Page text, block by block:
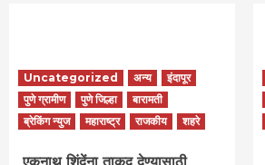
Uncategorized अन्य
इंदापूर
पुणे ग्रामीण
पुणे जिल्हा
बारामती
ब्रेकिंग न्युज
महाराष्ट्र राजकीय शहरे